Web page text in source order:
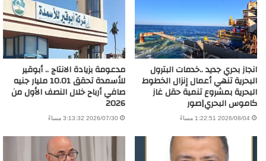
انجاز بحري جديد ..خدمات البترول
البحرية تنهي أعمال إنزال الخطوط
البحرية بمشروع تنمية حقل غاز
كاموس البحري|صور
2026/08/04 1:22:51 مساءً
مدعومة بزيادة الانتاج .. أبوقير
للأسمدة تحقق 10.01 مليار جنيه
صافي أرباح خلال النصف الأول من
2026
2026/07/30 3:13:32 مساءً